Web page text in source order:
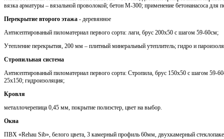
вязка арматуры – вязальной проволокой; бетон М-300; применение бетонанасоса для
Перекрытие второго этажа - деревянное
Антисептированый пиломатериал первого сорта: лаги, брус 200х50 с шагом 59-60см;
Утепление перекрытия, 200 мм – плитный минеральный утеплитель; гидро и
Стропильная система
Антисептированый пиломатериал первого сорта: Стропила, брус 150х50 с шагом 59-
25х150; гидроизоляция;
Кровля
металлочерепица 0,45 мм, покрытие полиэстер, цвет на выбор.
Окна
ПВХ «Rehau Sib», белого цвета, 3 камерный профиль 60мм, двухкамерный